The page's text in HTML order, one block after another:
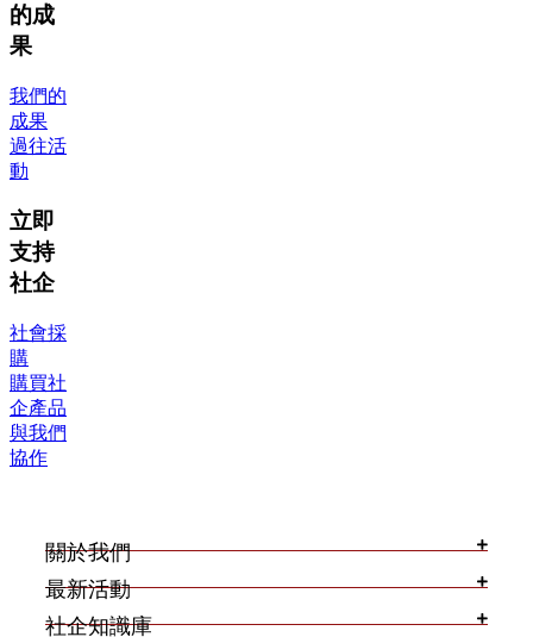
的成
果
我們的
成果
過往活
動
立即
支持
社企
社會採
購
購買社
企產品
與我們
協作
關於我們
最新活動
社企知識庫